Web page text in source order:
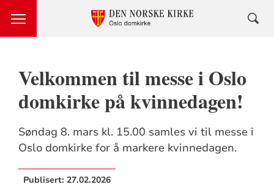
Velkommen til messe i Oslo
domkirke på kvinnedagen!
Søndag 8. mars kl. 15.00 samles vi til messe i
Oslo domkirke for å markere kvinnedagen.
Publisert: 27.02.2026